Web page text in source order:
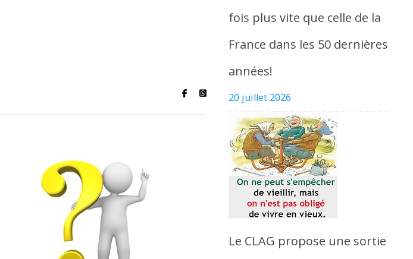
fois plus vite que celle de la
France dans les 50 dernières
années!
20 juillet 2026
Le CLAG propose une sortie